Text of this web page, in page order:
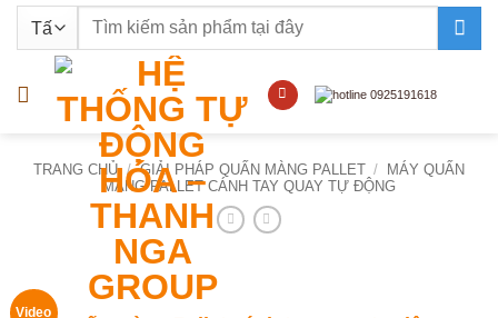
nội
Tìm
TRANG CHỦ / GIẢI PHÁP QUẤN MÀNG PALLET /
MÁY QUẤN
MÀNG PALLET CÁNH TAY QUAY TỰ ĐỘNG
Video